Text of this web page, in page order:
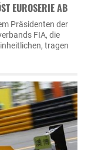
EUROSERIE AB
Präsidenten der
FIA, die
tragen